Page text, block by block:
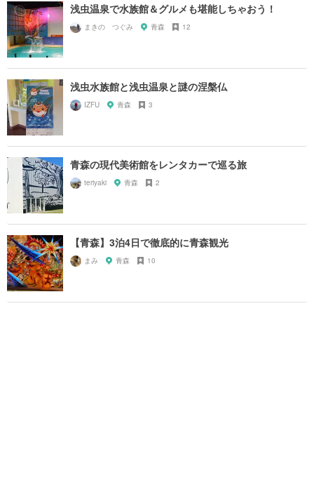
浅虫温泉で水族館＆グルメも堪能しちゃおう！
まきの つぐみ 青森 12
浅虫水族館と浅虫温泉と謎の涅槃仏
IZFU 青森 3
青森の現代美術館をレンタカーで巡る旅
teriyaki 青森 2
【青森】3泊4日で徹底的に青森観光
まみ 青森 10